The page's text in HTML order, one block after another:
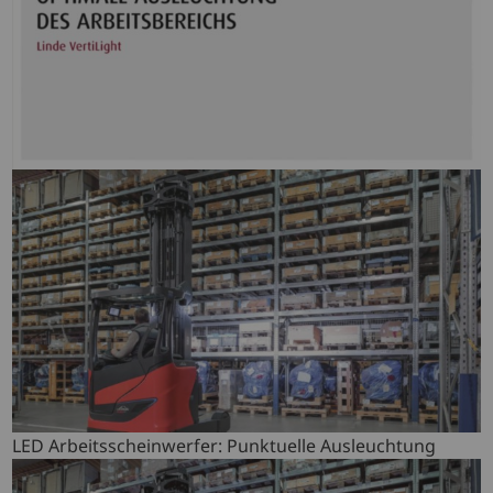
LED Arbeitsscheinwerfer: Punktuelle Ausleuchtung